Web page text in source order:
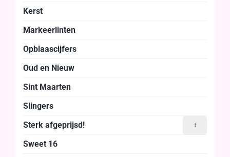
Kerst
Markeerlinten
Opblaascijfers
Oud en Nieuw
Sint Maarten
Slingers
+
Sterk afgeprijsd!
Sweet 16